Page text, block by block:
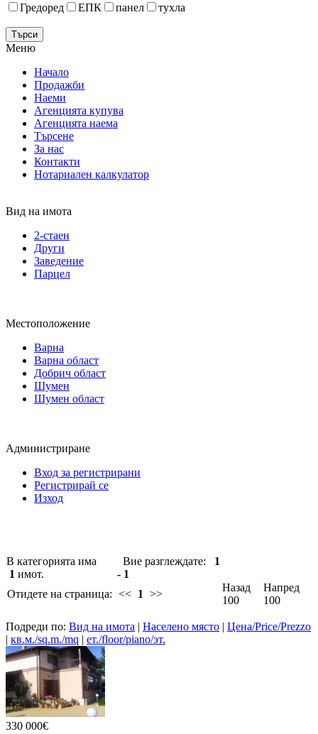
Гредоред
ЕПК панел тухла
Меню
Начало
Продажби
Наеми
Агенцията купува
Агенцията наема
Търсене
За нас
Контакти
Нотариален калкулатор
Вид на имота
2-стаен
Други
Заведение
Парцел
Местоположение
Варна
Варна област
Добрич област
Шумен
Шумен област
Администриране
Вход за регистрирани
Регистрирай се
Изход
В категорията има
1 имот.
Вие разглеждате:
1
- 1
Отидете на страница: << 1 >>
Назад
100
Напред
100
Подреди по: Вид на имота | Населено място | Цена/Price/Prezzo
| кв.м./sq.m./mq | ет./floor/piano/эт.
330 000€